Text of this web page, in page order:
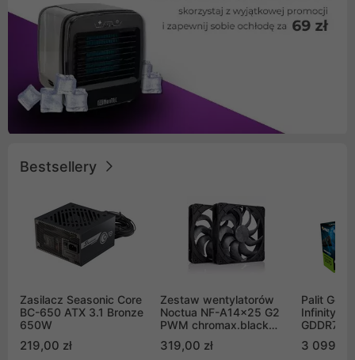
Bestsellery
Zasilacz Seasonic Core
BC-650 ATX 3.1 Bronze
650W
219,00 zł
Zestaw wentylatorów
Noctua NF-A14x25 G2
PWM chromax.black
Push Pull (2szt)
319,00 zł
Palit
Infinity 3
GDDR7
GB2050S)
3 099,00